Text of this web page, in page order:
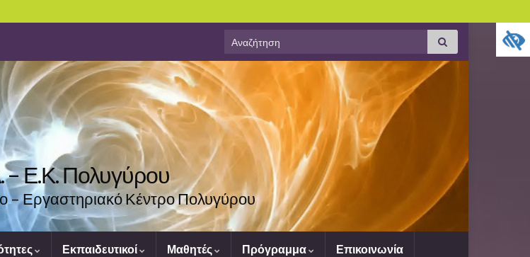
Search
Ε.Κ. Πολυγύρου
– Εργαστηριακό Κέντρο Πολυγύρου
Εκπαιδευτικοί Μαθητές Πρόγραμμα Επικοινωνία